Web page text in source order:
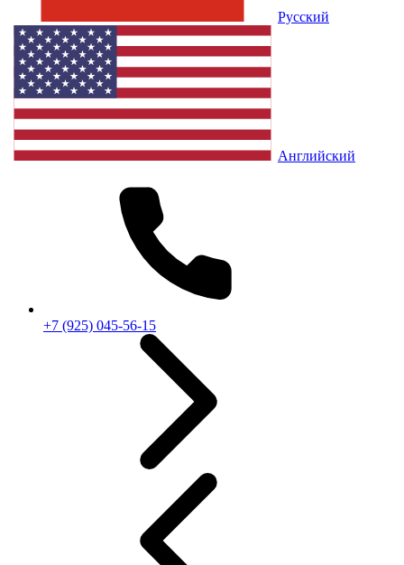
Русский
Английский
+7 (925) 045-56-15